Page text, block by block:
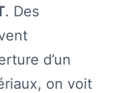
. Des
d’un
on voit